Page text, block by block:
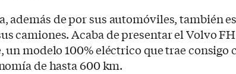
además de por sus automóviles, también es
camiones. Acaba de presentar el Volvo
un modelo 100% eléctrico que trae consigo
de hasta 600 km.